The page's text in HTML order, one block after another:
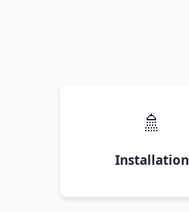
🚿
Installation